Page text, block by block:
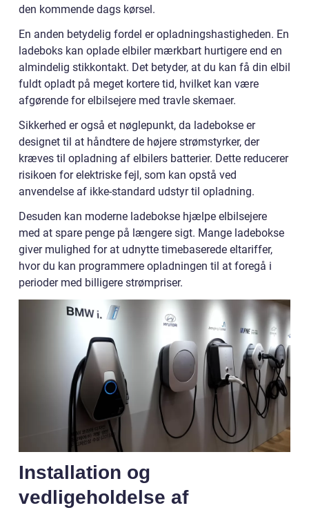
den kommende dags kørsel.
En anden betydelig fordel er opladningshastigheden. En
ladeboks kan oplade elbiler mærkbart hurtigere end en
almindelig stikkontakt. Det betyder, at du kan få din elbil
fuldt opladt på meget kortere tid, hvilket kan være
afgørende for elbilsejere med travle skemaer.
Sikkerhed er også et nøglepunkt, da ladebokse er
designet til at håndtere de højere strømstyrker, der
kræves til opladning af elbilers batterier. Dette reducerer
risikoen for elektriske fejl, som kan opstå ved
anvendelse af ikke-standard udstyr til opladning.
Desuden kan moderne ladebokse hjælpe elbilsejere
med at spare penge på længere sigt. Mange ladebokse
giver mulighed for at udnytte timebaserede eltariffer,
hvor du kan programmere opladningen til at foregå i
perioder med billigere strømpriser.
Installation og
vedligeholdelse af